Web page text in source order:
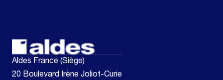
Aldes France (Siège)
20 Boulevard Irène Joliot-Curie